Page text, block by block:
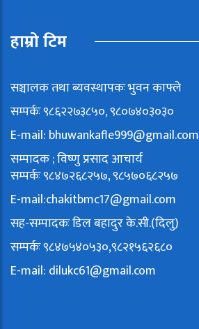
हाम्रो टिम
सञ्चालक तथा ब्यवस्थापकः भुवन काफ्ले
सम्पर्कः ९८६२२७३८५०, ९८०७४०३०३०
E-mail: bhuwankafle999@gmail.com
सम्पादक ; विष्णु प्रसाद आचार्य
सम्पर्कः ९८४७२६८२५७, ९८५७०६८२५७
E-mail:chakitbmc17@gmail.com
सह-सम्पादकः डिल बहादुर के.सी.(दिलु)
सम्पर्कः ९८४७५४०५३०,९८२१५६२६८०
E-mail: dilukc61@gmail.com